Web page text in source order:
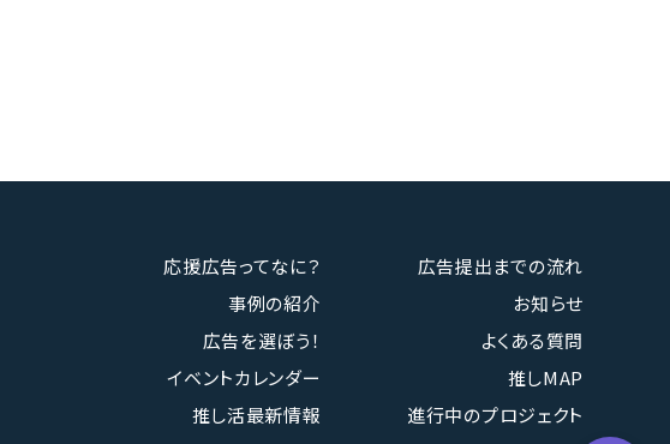
応援広告ってなに？
広告提出までの流れ
事例の紹介
お知らせ
広告を選ぼう！
よくある質問
イベントカレンダー
推しMAP
推し活最新情報
進行中のプロジェクト